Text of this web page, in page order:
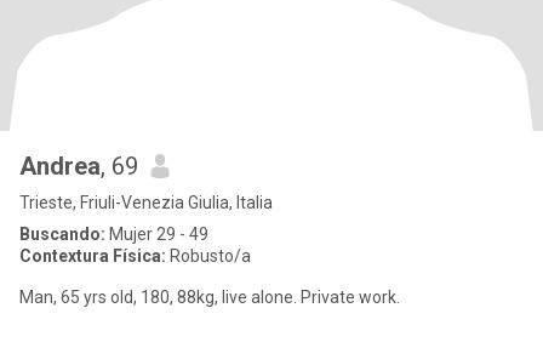
Andrea, 69
Trieste, Friuli-Venezia Giulia, Italia
Buscando: Mujer 29 - 49
Contextura Física: Robusto/a
Man, 65 yrs old, 180, 88kg, live alone. Private work.